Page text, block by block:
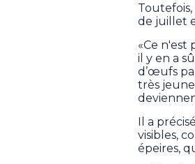
de juillet
«Ce n'est
il y en a
d’œufs
très
Il a
visibles,
épeires,